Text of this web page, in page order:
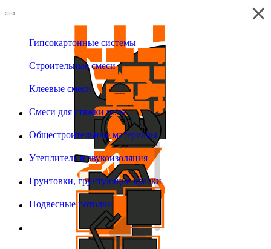
Гипсокартонные системы
Строительные смеси
Клеевые смеси
Смеси для стяжки пола
Общестроительные материалы
Утеплитель и звукоизоляция
Грунтовки, грунтующие краски
Подвесные потолки